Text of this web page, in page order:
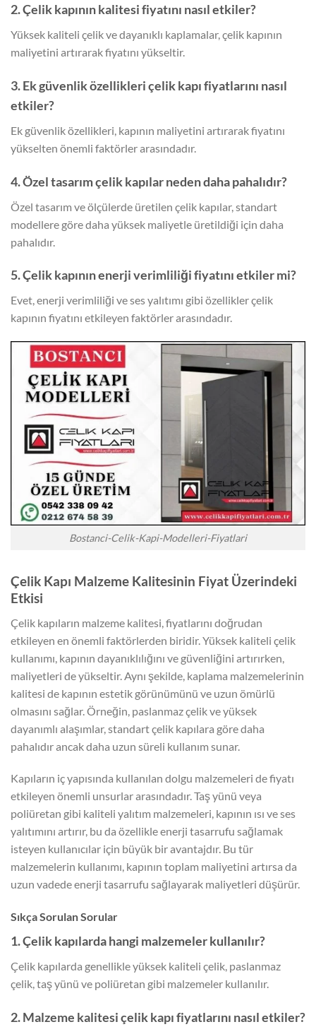
2. Çelik kapının kalitesi fiyatını nasıl etkiler?
Yüksek kaliteli çelik ve dayanıklı kaplamalar, çelik kapının
maliyetini artırarak fiyatını yükseltir.
3. Ek güvenlik özellikleri çelik kapı fiyatlarını nasıl
etkiler?
Ek güvenlik özellikleri, kapının maliyetini artırarak fiyatını
yükselten önemli faktörler arasındadır.
4. Özel tasarım çelik kapılar neden daha pahalıdır?
Özel tasarım ve ölçülerde üretilen çelik kapılar, standart
modellere göre daha yüksek maliyetle üretildiği için daha
pahalıdır.
5. Çelik kapının enerji verimliliği fiyatını etkiler mi?
Evet, enerji verimliliği ve ses yalıtımı gibi özellikler çelik
kapının fiyatını etkileyen faktörler arasındadır.
Bostanci-Celik-Kapi-Modelleri-Fiyatlari
Çelik Kapı Malzeme Kalitesinin Fiyat Üzerindeki
Etkisi
Çelik kapıların malzeme kalitesi, fiyatlarını doğrudan
etkileyen en önemli faktörlerden biridir. Yüksek kaliteli çelik
kullanımı, kapının dayanıklılığını ve güvenliğini artırırken,
maliyetleri de yükseltir. Aynı şekilde, kaplama malzemelerinin
kalitesi de kapının estetik görünümünü ve uzun ömürlü
olmasını sağlar. Örneğin, paslanmaz çelik ve yüksek
dayanımlı alaşımlar, standart çelik kapılara göre daha
pahalıdır ancak daha uzun süreli kullanım sunar.
Kapıların iç yapısında kullanılan dolgu malzemeleri de fiyatı
etkileyen önemli unsurlar arasındadır. Taş yünü veya
poliüretan gibi kaliteli yalıtım malzemeleri, kapının ısı ve ses
yalıtımını artırır, bu da özellikle enerji tasarrufu sağlamak
isteyen kullanıcılar için büyük bir avantajdır. Bu tür
malzemelerin kullanımı, kapının toplam maliyetini artırsa da
uzun vadede enerji tasarrufu sağlayarak maliyetleri düşürür.
Sıkça Sorulan Sorular
1. Çelik kapılarda hangi malzemeler kullanılır?
Çelik kapılarda genellikle yüksek kaliteli çelik, paslanmaz
çelik, taş yünü ve poliüretan gibi malzemeler kullanılır.
2. Malzeme kalitesi çelik kapı fiyatlarını nasıl etkiler?